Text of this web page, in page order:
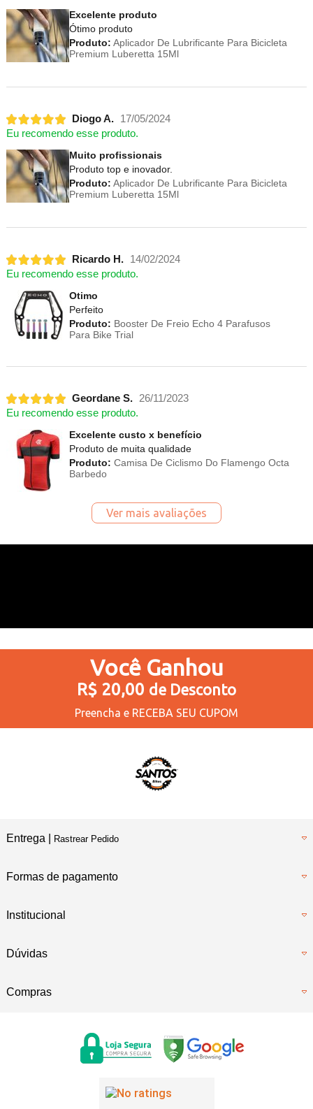
Excelente produto
Ótimo produto
Produto: Aplicador De Lubrificante Para Bicicleta
Premium Luberetta 15Ml
Diogo A.
17/05/2024
Eu recomendo esse produto.
Muito profissionais
Produto top e inovador.
Produto: Aplicador De Lubrificante Para Bicicleta
Premium Luberetta 15Ml
Ricardo H.
14/02/2024
Eu recomendo esse produto.
Otimo
Perfeito
Produto: Booster De Freio Echo 4 Parafusos
Para Bike Trial
Geordane S. 26/11/2023
Eu recomendo esse produto.
Excelente custo x benefício
Produto de muita qualidade
Produto: Camisa De Ciclismo Do Flamengo Octa
Barbedo
Ver mais avaliações
Você Ganhou
R$ 20,00 de Desconto
Preencha e RECEBA SEU CUPOM
Entrega | Rastrear Pedido
Formas de pagamento
Institucional
Dúvidas
Compras